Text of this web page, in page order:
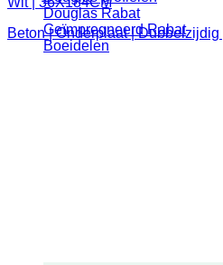
Douglas Rabat
Geïmpregneerd Rabat
Boeidelen
Beton | Onderplaat |